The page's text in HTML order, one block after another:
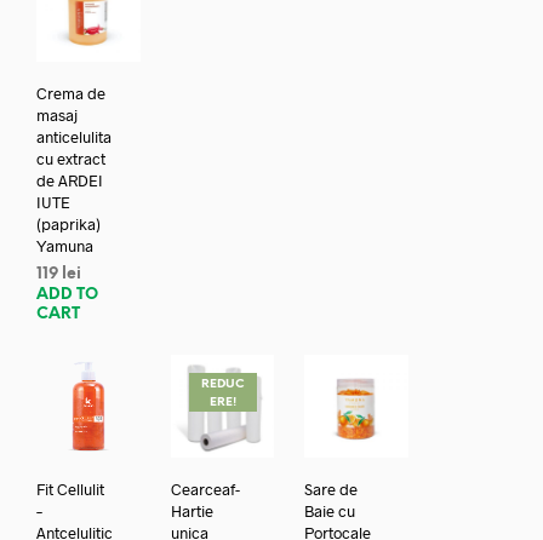
Crema de
masaj
anticelulita
cu extract
de ARDEI
IUTE
(paprika)
Yamuna
119 lei
ADD TO
CART
Fit Cellulit
–
Antcelulitic
REDUC
ERE!
Cearceaf-
Hartie
unica
Sare de
Baie cu
Portocale